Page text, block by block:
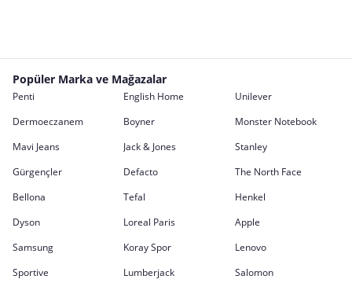
Popüler Marka ve Mağazalar
Penti English Home
Unilever
Dermoeczanem
Boyner
Monster Notebook
Mavi Jeans
Jack & Jones
Stanley
Gürgençler
Defacto
The North Face
Bellona
Tefal
Henkel
Dyson
Loreal Paris
Apple
Samsung
Koray Spor
Lenovo
Sportive
Lumberjack Salomon